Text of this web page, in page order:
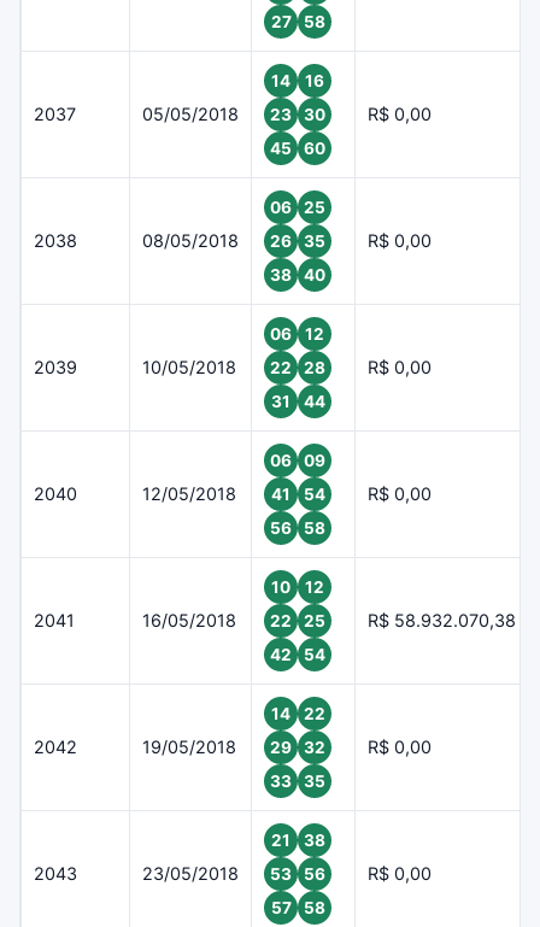
27
58
2037 05/05/2018
14
16
23
30
45
60
R$ 0,00
2038 08/05/2018
06
25
26
35
38
40
R$ 0,00
2039 10/05/2018
06
12
22
28
31
44
R$ 0,00
2040 12/05/2018
06
09
41
54
56
58
R$ 0,00
2041 16/05/2018
10
12
22
25
42
54
R$ 58.932.070,38
2042 19/05/2018
14
22
29
32
33
35
R$ 0,00
2043 23/05/2018
21
38
53
56
57
58
R$ 0,00